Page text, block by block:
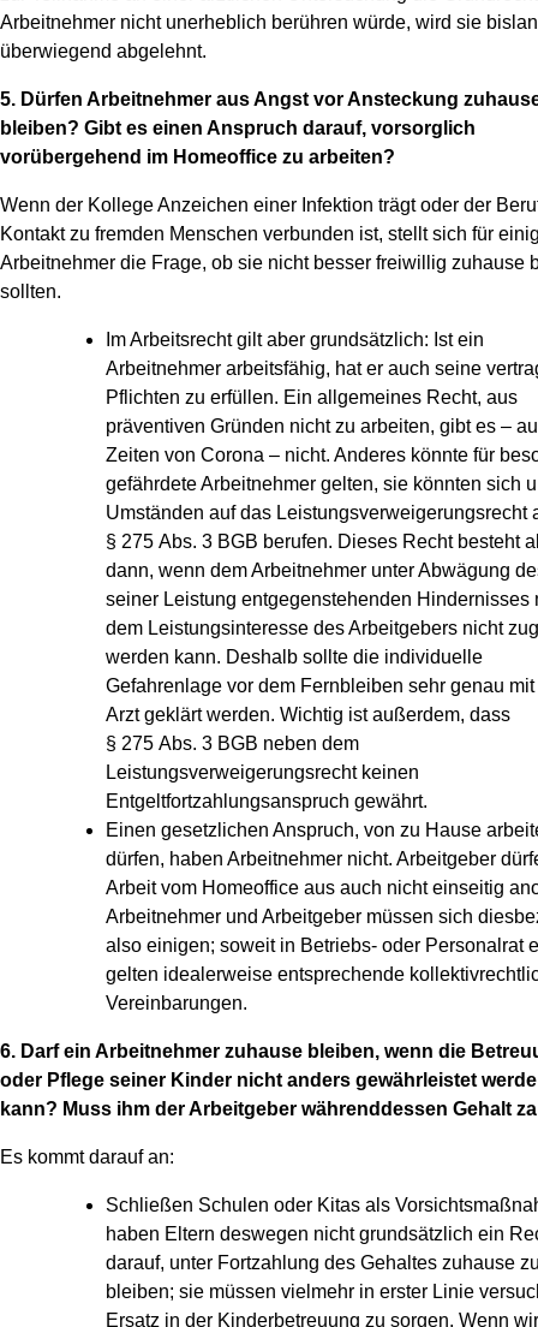
Arbeitnehmer nicht unerheblich berühren würde, wird sie
überwiegend abgelehnt.
5. Dürfen Arbeitnehmer aus Angst vor Ansteckung
bleiben? Gibt es einen Anspruch darauf, vorsorglich
vorübergehend im Homeoffice zu arbeiten?
Wenn der Kollege Anzeichen einer Infektion trägt oder der
Kontakt zu fremden Menschen verbunden ist, stellt sich für
Arbeitnehmer die Frage, ob sie nicht besser freiwillig zuhause
sollten.
Im Arbeitsrecht gilt aber grundsätzlich: Ist ein
Arbeitnehmer arbeitsfähig, hat er auch seine
Pflichten zu erfüllen. Ein allgemeines Recht, aus
präventiven Gründen nicht zu arbeiten, gibt es –
Zeiten von Corona – nicht. Anderes könnte für
gefährdete Arbeitnehmer gelten, sie könnten sich
Umständen auf das Leistungsverweigerungsrecht
§ 275 Abs. 3 BGB berufen. Dieses Recht besteht
dann, wenn dem Arbeitnehmer unter Abwägung
seiner Leistung entgegenstehenden Hindernisses
dem Leistungsinteresse des Arbeitgebers nicht
werden kann. Deshalb sollte die individuelle
Gefahrenlage vor dem Fernbleiben sehr genau
Arzt geklärt werden. Wichtig ist außerdem, dass
§ 275 Abs. 3 BGB neben dem
Leistungsverweigerungsrecht keinen
Entgeltfortzahlungsanspruch gewährt.
Einen gesetzlichen Anspruch, von zu Hause
dürfen, haben Arbeitnehmer nicht. Arbeitgeber
Arbeit vom Homeoffice aus auch nicht einseitig
Arbeitnehmer und Arbeitgeber müssen sich
also einigen; soweit in Betriebs- oder Personalrat
gelten idealerweise entsprechende
Vereinbarungen.
6. Darf ein Arbeitnehmer zuhause bleiben, wenn die
oder Pflege seiner Kinder nicht anders gewährleistet
kann? Muss ihm der Arbeitgeber währenddessen Gehalt
Es kommt darauf an:
Schließen Schulen oder Kitas als
haben Eltern deswegen nicht grundsätzlich ein
darauf, unter Fortzahlung des Gehaltes zuhause
bleiben; sie müssen vielmehr in erster Linie
Ersatz in der Kinderbetreuung zu sorgen. Wenn